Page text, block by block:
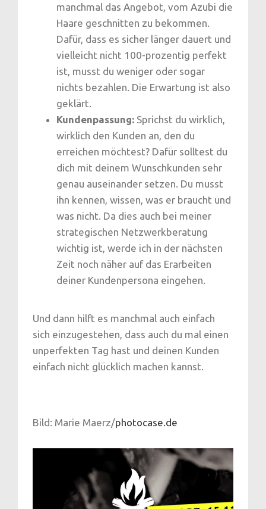
manchmal das Angebot, vom Azubi die
Haare geschnitten zu bekommen.
Dafür, dass es sicher länger dauert und
vielleicht nicht 100-prozentig perfekt
ist, musst du weniger oder sogar
nichts bezahlen. Die Erwartung ist also
geklärt.
Kundenpassung: Sprichst du wirklich,
wirklich den Kunden an, den du
erreichen möchtest? Dafür solltest du
dich mit deinem Wunschkunden sehr
genau auseinander setzen. Du musst
ihn kennen, wissen, was er braucht und
was nicht. Da dies auch bei meiner
strategischen Netzwerkberatung
wichtig ist, werde ich in der nächsten
Zeit noch näher auf das Erarbeiten
deiner Kundenpersona eingehen.
Und dann hilft es manchmal auch einfach
sich einzugestehen, dass auch du mal einen
unperfekten Tag hast und deinen Kunden
einfach nicht glücklich machen kannst.
Bild: Marie Maerz/photocase.de